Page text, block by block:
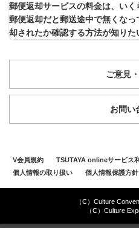
郵便返却サービスの料金は、いく
郵便返却だと郵送途中で無くな
却されたか確認する方法が知りた
ご意見
お問い
V会員規約
TSUTAYA onlineサービス
個人情報の取り扱い
個人情報保護方針
（C）Culture
（C）Culture